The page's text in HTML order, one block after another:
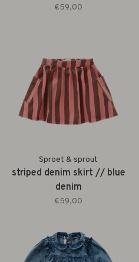
€59,00
Sproet & sprout
striped denim skirt // blue
denim
€59,00